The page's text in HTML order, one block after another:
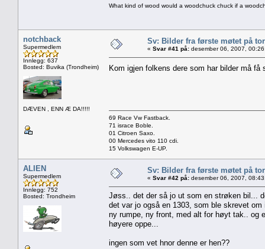
What kind of wood would a woodchuck chuck if a
notchback
Supermedlem
Innlegg: 637
Bosted: Buvika (Trondheim)
DÆVEN , ENN Æ DA!!!!!
Sv: Bilder fra første møtet på
« Svar #41 på: desember 06, 2007,
Kom igjen folkens dere som har bilder må
69 Race Vw Fastback.
71 israce Boble.
01 Citroen Saxo.
00 Mercedes vito 110 cdi.
15 Volkswagen E-UP.
ALIEN
Supermedlem
Innlegg: 752
Bosted: Trondheim
Sv: Bilder fra første møtet på
« Svar #42 på: desember 06, 2007,
Jøss.. det der så jo ut som en strøken bil...
det var jo også en 1303, som ble skrevet
ny rumpe, ny front, med alt for høyt tak.. og
høyere oppe...
ingen som vet hnor denne er hen??